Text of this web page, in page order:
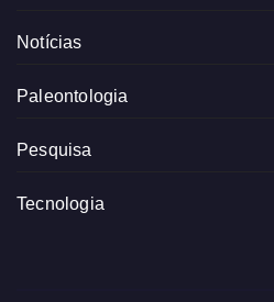
Notícias
Paleontologia
Pesquisa
Tecnologia